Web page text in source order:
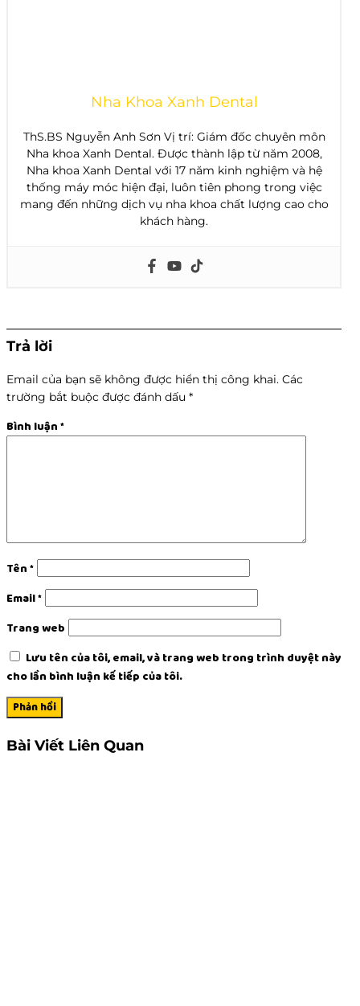
Nha Khoa Xanh Dental
ThS.BS Nguyễn Anh Sơn Vị trí: Giám đốc chuyên môn
Nha khoa Xanh Dental. Được thành lập từ năm 2008,
Nha khoa Xanh Dental với 17 năm kinh nghiệm và hệ
thống máy móc hiện đại, luôn tiên phong trong việc
mang đến những dịch vụ nha khoa chất lượng cao cho
khách hàng.
Trả lời
Email của bạn sẽ không được hiển thị công khai. Các
trường bắt buộc được đánh dấu *
Bình luận*
Tên*
Email*
Trang web
Lưu tên của tôi, email, và trang web trong trình duyệt này
cho lần bình luận kế tiếp của tôi.
Bài Viết Liên Quan